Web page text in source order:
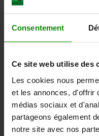
Consentement
Ce site web utilise des
Les cookies nous
et les annonces, d'offrir
médias sociaux et
partageons également
notre site avec nos
4,66 €
27850